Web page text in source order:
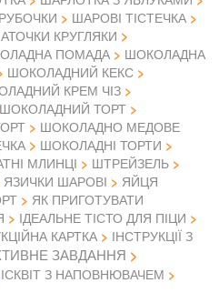
ШАРОВІ ТІСТЕЧКА
КРУГЛЯКИ
ПОМАДА
ШОКОЛАДНА
ШОКОЛАДНИЙ КЕКС
КРЕМ ЧІЗ
ШОКОЛАДНИЙ ТОРТ
ШОКОЛАДНО МЕДОВЕ
ШОКОЛАДНІ ТОРТИ
МЛИНЦІ
ШТРЕЙЗЕЛЬ
ЯЗИЧКИ ШАРОВІ
ЯЙЦЯ
ЯК ПРИГОТУВАТИ
ІДЕАЛЬНЕ ТІСТО ДЛЯ ПІЦИ
КАРТКА
ІНСТРУКЦІЇ З
ЗАВДАННЯ
ІСКВІТ З НАПОВНЮВАЧЕМ